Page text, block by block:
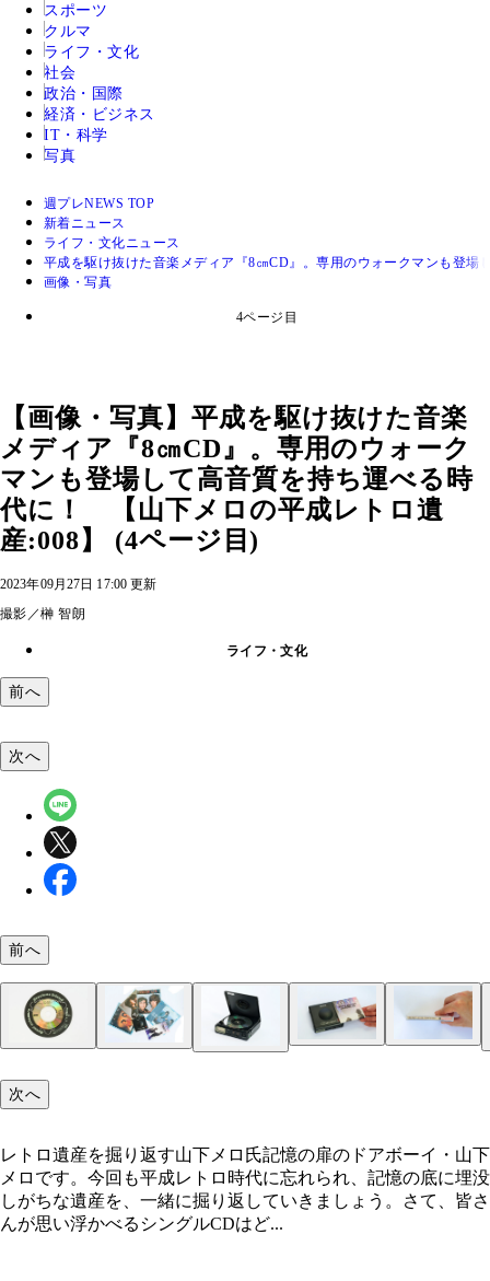
スポーツ
クルマ
ライフ・文化
社会
政治・国際
経済・ビジネス
IT・科学
写真
週プレNEWS TOP
新着ニュース
ライフ・文化ニュース
平成を駆け抜けた音楽メディア『8㎝CD』。専用のウォークマンも登
画像・写真
4ページ目
【画像・写真】平成を駆け抜けた音楽
メディア『8㎝CD』。専用のウォーク
マンも登場して高音質を持ち運べる時
代に！ 【山下メロの平成レトロ遺
産:008】 (4ページ目)
2023年09月27日 17:00 更新
撮影／榊 智朗
ライフ・文化
前へ
7インチレコードの半分のサイズでした
が必要でした
を本体外側にハミ出させた状態で回転させ12㎝CD
にも対応するという、ぶっ飛んだ機種もありました
大きく見えます。個人的にノーベル賞をあげたい
次へ
前へ
次へ
レトロ遺産を掘り返す山下メロ氏記憶の扉のドアボーイ・山下
メロです。今回も平成レトロ時代に忘れられ、記憶の底に埋没
しがちな遺産を、一緒に掘り返していきましょう。さて、皆さ
んが思い浮かべるシングルCDはど...